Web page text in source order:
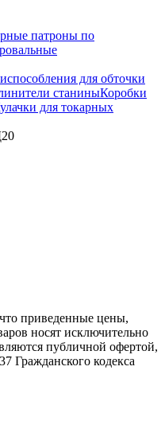
патроны по
для обточки
станиныКоробки
для токарных
приведенные цены,
носят исключительно
публичной офертой,
Гражданского кодекса